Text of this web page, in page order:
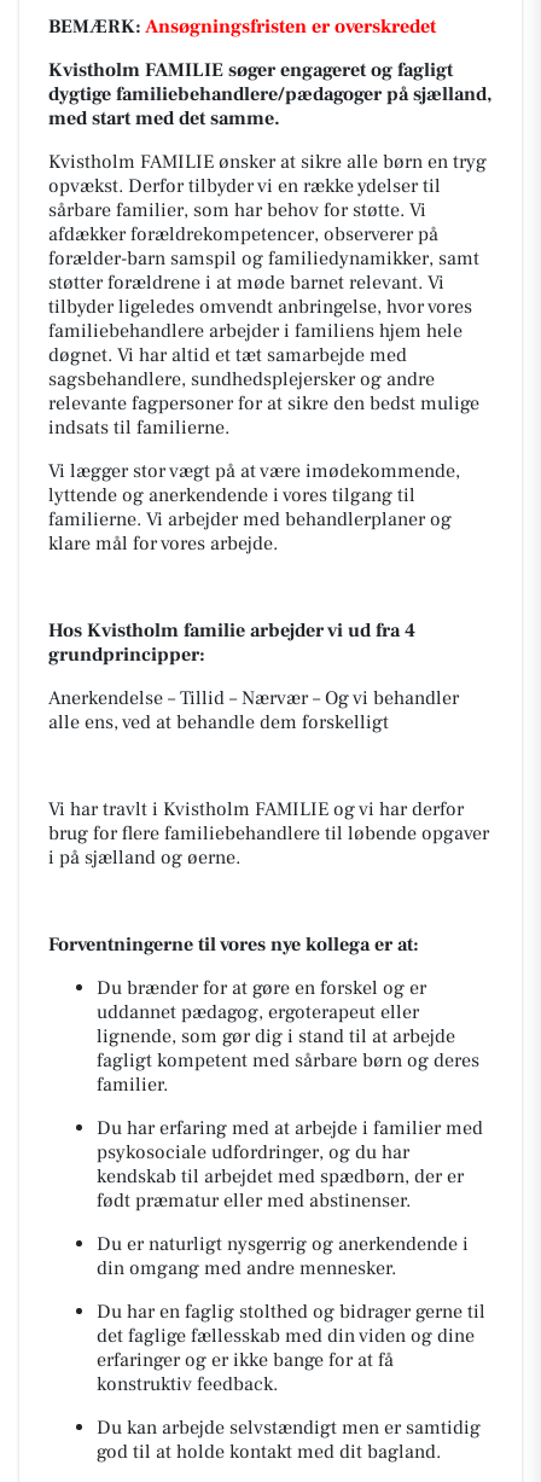
BEMÆRK: Ansøgningsfristen er overskredet
Kvistholm FAMILIE søger engageret og fagligt
dygtige familiebehandlere/pædagoger på sjælland,
med start med det samme.
Kvistholm FAMILIE ønsker at sikre alle børn en tryg
opvækst. Derfor tilbyder vi en række ydelser til
sårbare familier, som har behov for støtte. Vi
afdækker forældrekompetencer, observerer på
forælder-barn samspil og familiedynamikker, samt
støtter forældrene i at møde barnet relevant. Vi
tilbyder ligeledes omvendt anbringelse, hvor vores
familiebehandlere arbejder i familiens hjem hele
døgnet. Vi har altid et tæt samarbejde med
sagsbehandlere, sundhedsplejersker og andre
relevante fagpersoner for at sikre den bedst mulige
indsats til familierne.
Vi lægger stor vægt på at være imødekommende,
lyttende og anerkendende i vores tilgang til
familierne. Vi arbejder med behandlerplaner og
klare mål for vores arbejde.
Hos Kvistholm familie arbejder vi ud fra 4
grundprincipper:
Anerkendelse – Tillid – Nærvær – Og vi behandler
alle ens, ved at behandle dem forskelligt
Vi har travlt i Kvistholm FAMILIE og vi har derfor
brug for flere familiebehandlere til løbende opgaver
i på sjælland og øerne.
Forventningerne til vores nye kollega er at:
Du brænder for at gøre en forskel og er
uddannet pædagog, ergoterapeut eller
lignende, som gør dig i stand til at arbejde
fagligt kompetent med sårbare børn og deres
familier.
Du har erfaring med at arbejde i familier med
psykosociale udfordringer, og du har
kendskab til arbejdet med spædbørn, der er
født præmatur eller med abstinenser.
Du er naturligt nysgerrig og anerkendende i
din omgang med andre mennesker.
Du har en faglig stolthed og bidrager gerne til
det faglige fællesskab med din viden og dine
erfaringer og er ikke bange for at få
konstruktiv feedback.
Du kan arbejde selvstændigt men er samtidig
god til at holde kontakt med dit bagland.